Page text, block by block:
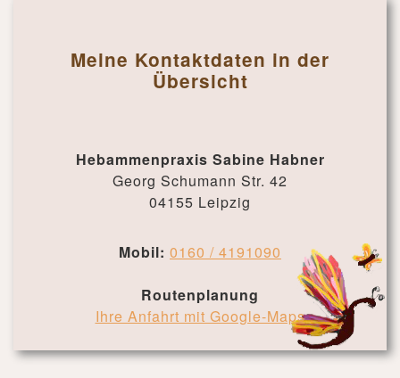
Meine Kontaktdaten in der
Übersicht
Hebammenpraxis Sabine Habner
Georg Schumann Str. 42
04155 Leipzig
Mobil: 0160 / 4191090
Routenplanung
Ihre Anfahrt mit Google-Maps